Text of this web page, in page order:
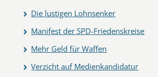
Die lustigen Lohnsenker
Manifest der SPD-Friedenskreise
Mehr Geld für Waffen
Verzicht auf Medienkandidatur